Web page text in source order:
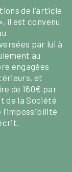
de l’article
», il est convenu
par lui à
au
engagées
et
de 160€ par
de la Société